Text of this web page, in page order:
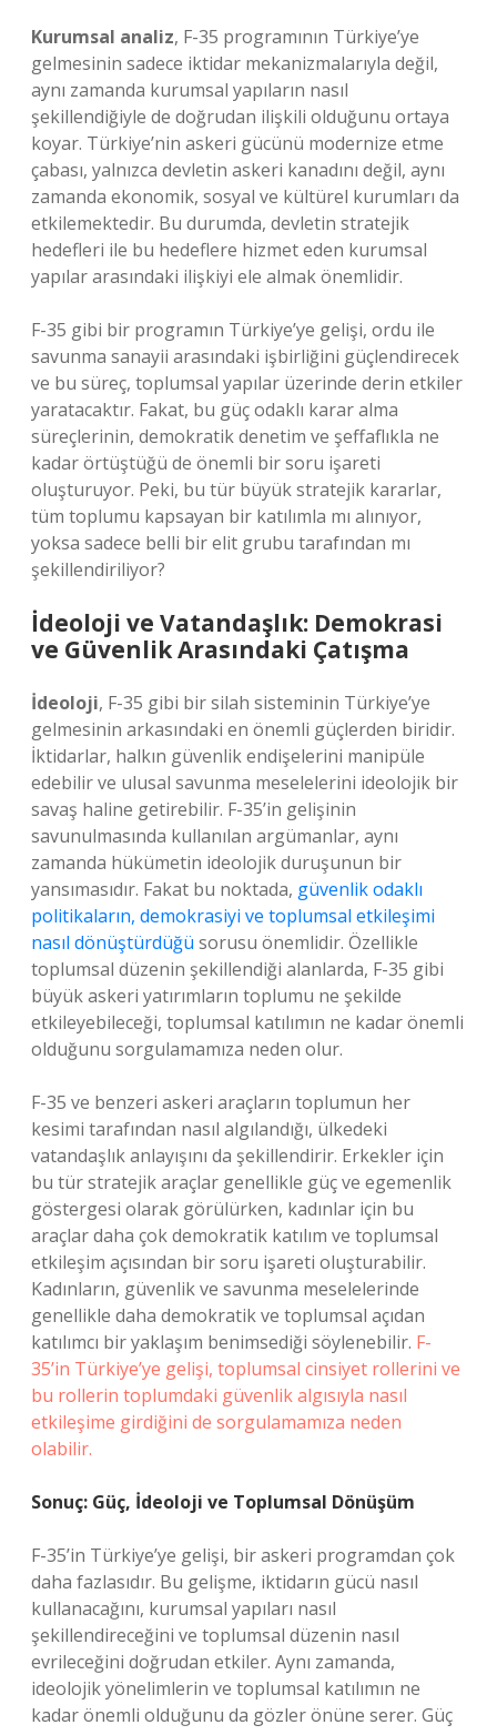
Kurumsal analiz, F-35 programının Türkiye’ye
gelmesinin sadece iktidar mekanizmalarıyla değil,
aynı zamanda kurumsal yapıların nasıl
şekillendiğiyle de doğrudan ilişkili olduğunu ortaya
koyar. Türkiye’nin askeri gücünü modernize etme
çabası, yalnızca devletin askeri kanadını değil, aynı
zamanda ekonomik, sosyal ve kültürel kurumları da
etkilemektedir. Bu durumda, devletin stratejik
hedefleri ile bu hedeflere hizmet eden kurumsal
yapılar arasındaki ilişkiyi ele almak önemlidir.
F-35 gibi bir programın Türkiye’ye gelişi, ordu ile
savunma sanayii arasındaki işbirliğini güçlendirecek
ve bu süreç, toplumsal yapılar üzerinde derin etkiler
yaratacaktır. Fakat, bu güç odaklı karar alma
süreçlerinin, demokratik denetim ve şeffaflıkla ne
kadar örtüştüğü de önemli bir soru işareti
oluşturuyor. Peki, bu tür büyük stratejik kararlar,
tüm toplumu kapsayan bir katılımla mı alınıyor,
yoksa sadece belli bir elit grubu tarafından mı
şekillendiriliyor?
İdeoloji ve Vatandaşlık: Demokrasi
ve Güvenlik Arasındaki Çatışma
İdeoloji, F-35 gibi bir silah sisteminin Türkiye’ye
gelmesinin arkasındaki en önemli güçlerden biridir.
İktidarlar, halkın güvenlik endişelerini manipüle
edebilir ve ulusal savunma meselelerini ideolojik bir
savaş haline getirebilir. F-35’in gelişinin
savunulmasında kullanılan argümanlar, aynı
zamanda hükümetin ideolojik duruşunun bir
yansımasıdır. Fakat bu noktada, güvenlik odaklı
politikaların, demokrasiyi ve toplumsal etkileşimi
nasıl dönüştürdüğü sorusu önemlidir. Özellikle
toplumsal düzenin şekillendiği alanlarda, F-35 gibi
büyük askeri yatırımların toplumu ne şekilde
etkileyebileceği, toplumsal katılımın ne kadar önemli
olduğunu sorgulamamıza neden olur.
F-35 ve benzeri askeri araçların toplumun her
kesimi tarafından nasıl algılandığı, ülkedeki
vatandaşlık anlayışını da şekillendirir. Erkekler için
bu tür stratejik araçlar genellikle güç ve egemenlik
göstergesi olarak görülürken, kadınlar için bu
araçlar daha çok demokratik katılım ve toplumsal
etkileşim açısından bir soru işareti oluşturabilir.
Kadınların, güvenlik ve savunma meselelerinde
genellikle daha demokratik ve toplumsal açıdan
katılımcı bir yaklaşım benimsediği söylenebilir. F-
35’in Türkiye’ye gelişi, toplumsal cinsiyet rollerini ve
bu rollerin toplumdaki güvenlik algısıyla nasıl
etkileşime girdiğini de sorgulamamıza neden
olabilir.
Sonuç: Güç, İdeoloji ve Toplumsal Dönüşüm
F-35’in Türkiye’ye gelişi, bir askeri programdan çok
daha fazlasıdır. Bu gelişme, iktidarın gücü nasıl
kullanacağını, kurumsal yapıları nasıl
şekillendireceğini ve toplumsal düzenin nasıl
evrileceğini doğrudan etkiler. Aynı zamanda,
ideolojik yönelimlerin ve toplumsal katılımın ne
kadar önemli olduğunu da gözler önüne serer. Güç